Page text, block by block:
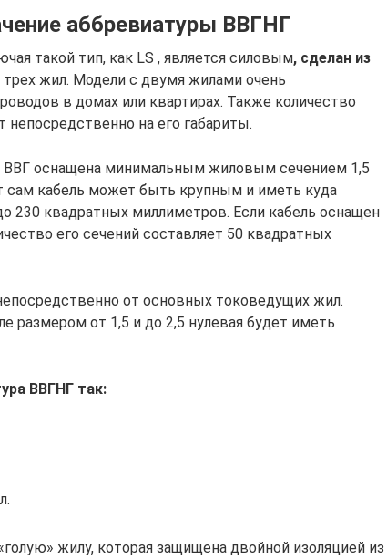
аббревиатуры ВВГНГ
такой тип, как LS , является силовым, сделан из
жил. Модели с двумя жилами очень
в домах или квартирах. Также количество
на его габариты.
ВВГ оснащена минимальным жиловым сечением 1,5
сам кабель может быть крупным и иметь куда
230 квадратных миллиметров. Если кабель оснащен
его сечений составляет 50 квадратных
от основных токоведущих жил.
размером от 1,5 и до 2,5 нулевая будет иметь
ВВГНГ так:
жилу, которая защищена двойной изоляцией из